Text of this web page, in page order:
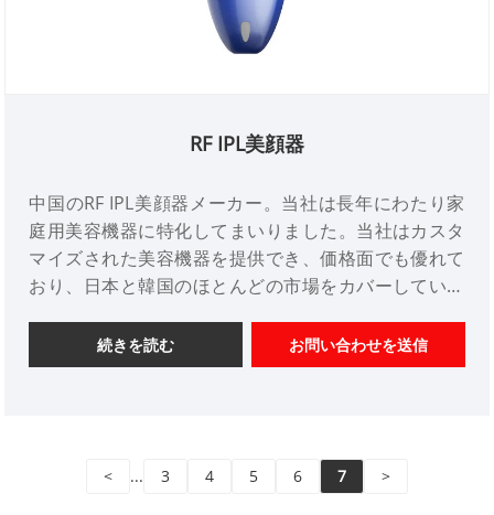
RF IPL美顔器
中国のRF IPL美顔器メーカー。当社は長年にわたり家
庭用美容機器に特化してまいりました。当社はカスタ
マイズされた美容機器を提供でき、価格面でも優れて
おり、日本と韓国のほとんどの市場をカバーしていま
続きを読む お問い合わせを送信
< ... 3 4 5 6 7 >